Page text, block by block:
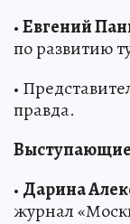
•Евгений
по развитию
•
правда.
• Дарина
журнал